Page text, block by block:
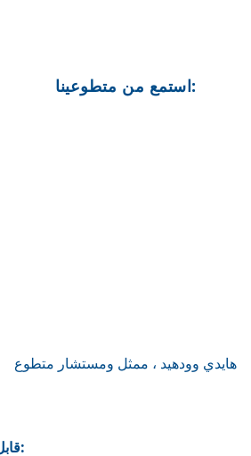
استمع من متطوعينا:
هايدي وودهيد ، ممثل ومستشار متطوع
قابل بريندا ، أحد المستشارين المتطوعين العامين لدينا: